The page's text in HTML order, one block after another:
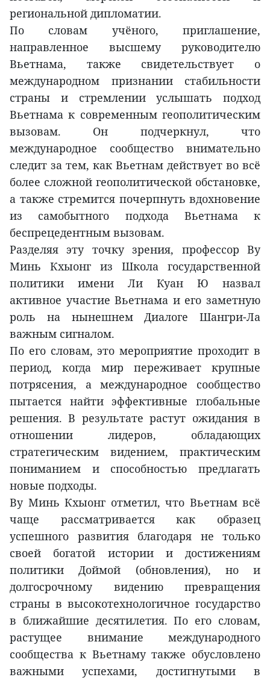
региональной дипломатии.
По словам учёного, приглашение,
направленное высшему руководителю
Вьетнама, также свидетельствует о
международном признании стабильности
страны и стремлении услышать подход
Вьетнама к современным геополитическим
вызовам. Он подчеркнул, что
международное сообщество внимательно
следит за тем, как Вьетнам действует во всё
более сложной геополитической обстановке,
а также стремится почерпнуть вдохновение
из самобытного подхода Вьетнама к
беспрецедентным вызовам.
Разделяя эту точку зрения, профессор Ву
Минь Кхыонг из Школа государственной
политики имени Ли Куан Ю назвал
активное участие Вьетнама и его заметную
роль на нынешнем Диалоге Шангри-Ла
важным сигналом.
По его словам, это мероприятие проходит в
период, когда мир переживает крупные
потрясения, а международное сообщество
пытается найти эффективные глобальные
решения. В результате растут ожидания в
отношении лидеров, обладающих
стратегическим видением, практическим
пониманием и способностью предлагать
новые подходы.
Ву Минь Кхыонг отметил, что Вьетнам всё
чаще рассматривается как образец
успешного развития благодаря не только
своей богатой истории и достижениям
политики Доймой (обновления), но и
долгосрочному видению превращения
страны в высокотехнологичное государство
в ближайшие десятилетия. По его словам,
растущее внимание международного
сообщества к Вьетнаму также обусловлено
важными успехами, достигнутыми в